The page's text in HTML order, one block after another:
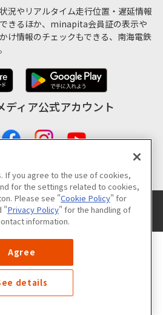
況やリアルタイム走行位置・遅延情報
きるほか、minapita会員証の表示や
け情報のチェックもできる、南海電鉄
ディア公式アカウント
プライバシーポリシー
クッキーポリシー
サイトマップ
If you agree to the use of cookies,
for the settings related to cookies,
Please see "Cookie Policy" for
"Privacy Policy" for the handling of
information.
Agree
details